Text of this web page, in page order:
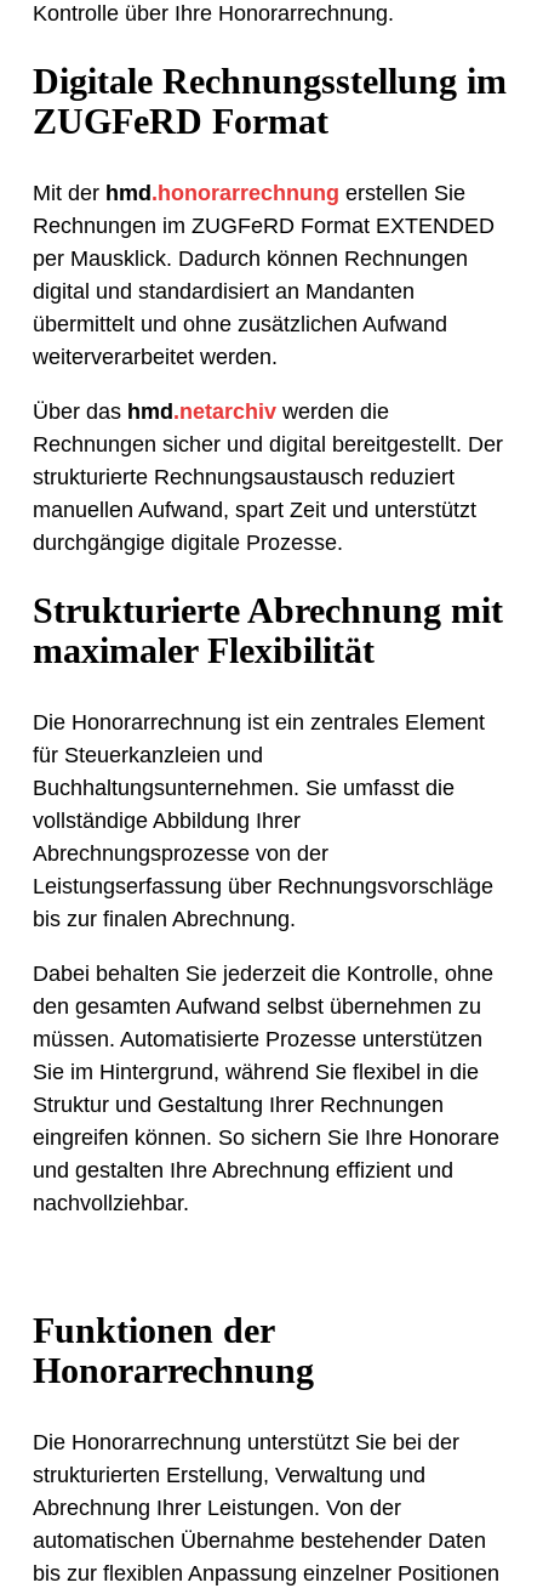
Kontrolle über Ihre Honorarrechnung.
Digitale Rechnungsstellung im
ZUGFeRD Format
Mit der hmd .honorarrechnung erstellen Sie
Rechnungen im ZUGFeRD Format EXTENDED
per Mausklick. Dadurch können Rechnungen
digital und standardisiert an Mandanten
übermittelt und ohne zusätzlichen Aufwand
weiterverarbeitet werden.
Über dashmd .netarchiv werden die
Rechnungen sicher und digital bereitgestellt. Der
strukturierte Rechnungsaustausch reduziert
manuellen Aufwand, spart Zeit und unterstützt
durchgängige digitale Prozesse.
Strukturierte Abrechnung mit
maximaler Flexibilität
Die Honorarrechnung ist ein zentrales Element
für Steuerkanzleien und
Buchhaltungsunternehmen. Sie umfasst die
vollständige Abbildung Ihrer
Abrechnungsprozesse von der
Leistungserfassung über Rechnungsvorschläge
bis zur finalen Abrechnung.
Dabei behalten Sie jederzeit die Kontrolle, ohne
den gesamten Aufwand selbst übernehmen zu
müssen. Automatisierte Prozesse unterstützen
Sie im Hintergrund, während Sie flexibel in die
Struktur und Gestaltung Ihrer Rechnungen
eingreifen können. So sichern Sie Ihre Honorare
und gestalten Ihre Abrechnung effizient und
nachvollziehbar.
Funktionen der
Honorarrechnung
Die Honorarrechnung unterstützt Sie bei der
strukturierten Erstellung, Verwaltung und
Abrechnung Ihrer Leistungen. Von der
automatischen Übernahme bestehender Daten
bis zur flexiblen Anpassung einzelner Positionen